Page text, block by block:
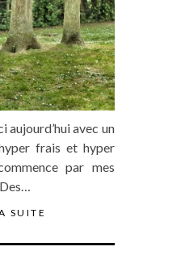
aujourd’hui avec un
frais et hyper
par mes
SUITE